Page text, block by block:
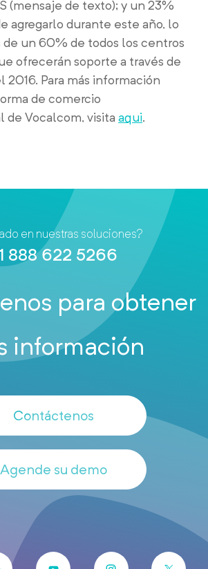
(mensaje de texto); y un 23%
agregarlo durante este año, lo
de un 60% de todos los centros
ofrecerán soporte a través de
2016. Para más información
de comercio
de Vocalcom, visita aqui.
en nuestras soluciones?
888 622 5266
para obtener
información
Contáctenos
Agende su demo